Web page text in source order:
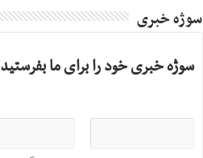
سوژه خبری
سوژه خبری خود را برای ما بفرستید